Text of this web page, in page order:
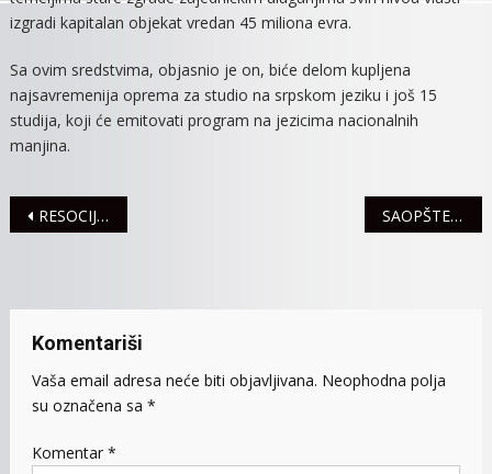
izgradi kapitalan objekat vredan 45 miliona evra.
Sa ovim sredstvima, objasnio je on, biće delom kupljena
najsavremenija oprema za studio na srpskom jeziku i još 15
studija, koji će emitovati program na jezicima nacionalnih
manjina.
Navigacija
RESOCIJALIZACIJA OSUĐENIKA UZ POMOĆ NAPUŠTENIH PASA SAOPŠTENJE AGENCIJE ZA PRIVREDNE REGISTRE
Komentariši
Vaša email adresa neće biti objavljivana. Neophodna polja
su označena sa *
Komentar *